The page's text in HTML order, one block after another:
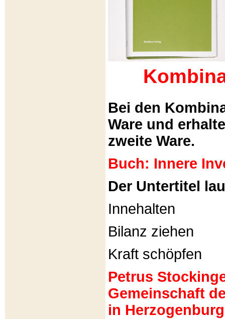
Bei den
Ware und
zweite Ware.
Buch: Innere
Der Untertitel
Innehalten
Bilanz ziehen
Kraft schöpfen
Petrus
Gemeinschaft
in